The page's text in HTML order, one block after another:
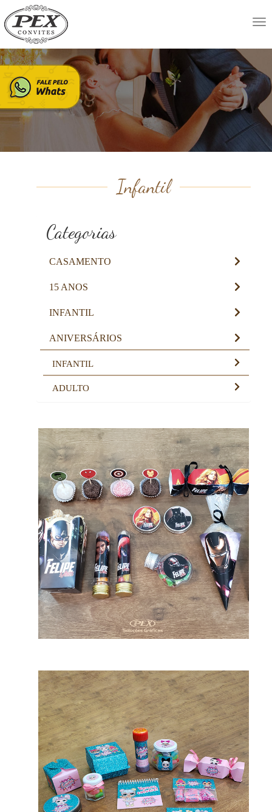
Infantil
Categorias
CASAMENTO
15 ANOS
INFANTIL
ANIVERSÁRIOS
INFANTIL
ADULTO